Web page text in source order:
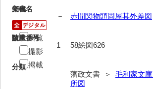
遠用物
県庁伝来旧藩記録
13
文書名
赤間関物頭固屋其外差図
請求番号
58絵図626
分類
藩政文書 ＞ 毛利家文庫
所図
年代
－
数量
1
閲覧
撮影
掲載